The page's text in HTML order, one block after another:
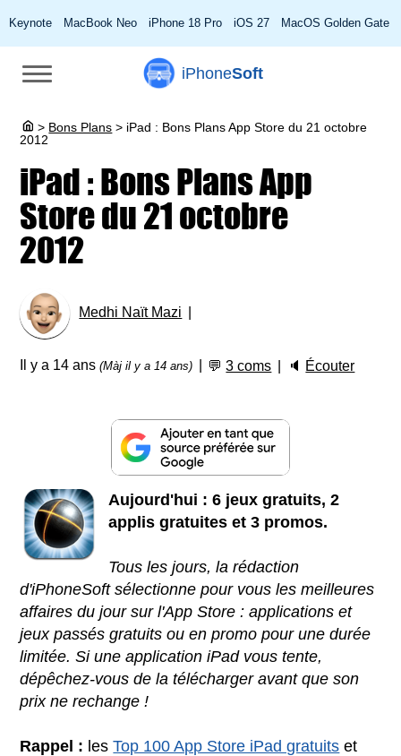
Keynote MacBook Neo iPhone 18 Pro iOS 27 MacOS Golden Gate
iPhoneSoft
> Bons Plans > iPad : Bons Plans App Store du 21 octobre
2012
iPad : Bons Plans App
Store du 21 octobre
2012
Medhi Naït Mazi
Il y a 14 ans(Màj il y a 14 ans) 💬3 coms 🔈 Écouter
Aujourd'hui : 6 jeux gratuits, 2
applis gratuites et 3 promos.
Tous les jours, la rédaction
d'iPhoneSoft sélectionne pour vous les meilleures
affaires du jour sur l'App Store : applications et
jeux passés gratuits ou en promo pour une durée
limitée. Si une application iPad vous tente,
dépêchez-vous de la télécharger avant que son
prix ne rechange !
Rappel : lesTop 100 App Store iPad gratuits et